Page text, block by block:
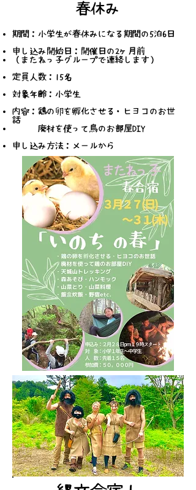
春休み
期間：小学生が春休みになる期間の5泊6日
申し込み開始日：開催日の2ヶ月前
（またねっ子グループで連絡します）
定員人数：15名
​対象年齢：小学生
内容：鶏の卵を孵化させる・ヒヨコのお世
話
廃材を使って鳥のお部屋DIY
申し込み方法：メールから